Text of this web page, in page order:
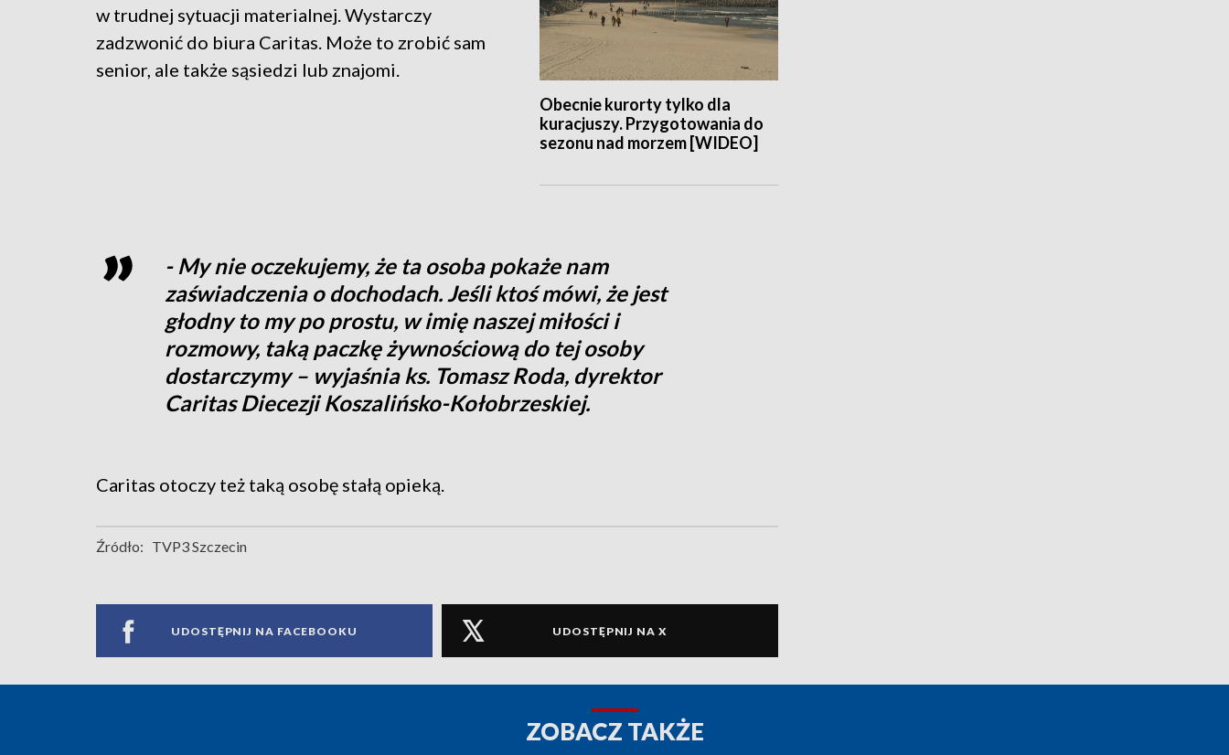
Obecnie kurorty tylko dla
kuracjuszy. Przygotowania do
sezonu nad morzem [WIDEO]
w trudnej sytuacji materialnej. Wystarczy
zadzwonić do biura Caritas. Może to zrobić sam
senior, ale także sąsiedzi lub znajomi.
- My nie oczekujemy, że ta osoba pokaże nam
zaświadczenia o dochodach. Jeśli ktoś mówi, że jest
głodny to my po prostu, w imię naszej miłości i
rozmowy, taką paczkę żywnościową do tej osoby
dostarczymy – wyjaśnia ks. Tomasz Roda, dyrektor
Caritas Diecezji Koszalińsko-Kołobrzeskiej.
Caritas otoczy też taką osobę stałą opieką.
Źródło: TVP3 Szczecin
UDOSTĘPNIJ NA FACEBOOKU UDOSTĘPNIJ NA X
ZOBACZ TAKŻE